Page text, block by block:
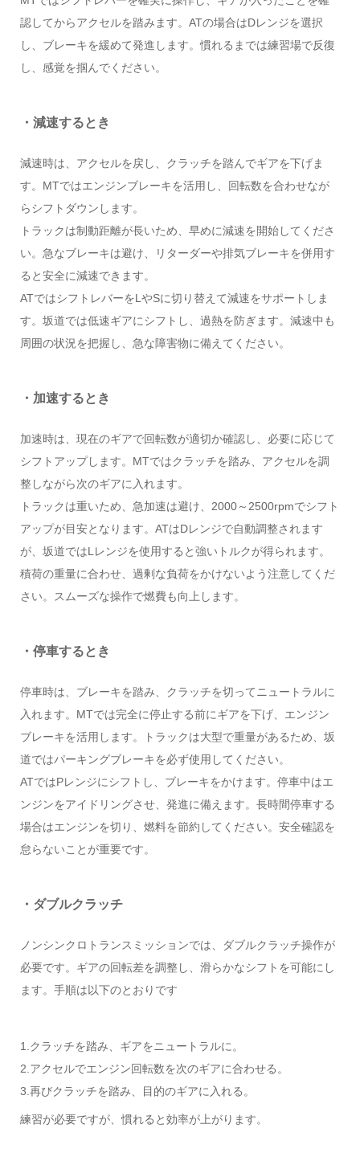
認してからアクセルを踏みます。ATの場合はDレンジを選択
し、ブレーキを緩めて発進します。慣れるまでは練習場で反復
し、感覚を掴んでください。
・減速するとき
減速時は、アクセルを戻し、クラッチを踏んでギアを下げま
す。MTではエンジンブレーキを活用し、回転数を合わせなが
らシフトダウンします。
トラックは制動距離が長いため、早めに減速を開始してくださ
い。急なブレーキは避け、リターダーや排気ブレーキを併用す
ると安全に減速できます。
ATではシフトレバーをLやSに切り替えて減速をサポートしま
す。坂道では低速ギアにシフトし、過熱を防ぎます。減速中も
周囲の状況を把握し、急な障害物に備えてください。
・加速するとき
加速時は、現在のギアで回転数が適切か確認し、必要に応じて
シフトアップします。MTではクラッチを踏み、アクセルを調
整しながら次のギアに入れます。
トラックは重いため、急加速は避け、2000～2500rpmでシフト
アップが目安となります。ATはDレンジで自動調整されます
が、坂道ではLレンジを使用すると強いトルクが得られます。
積荷の重量に合わせ、過剰な負荷をかけないよう注意してくだ
さい。スムーズな操作で燃費も向上します。
・停車するとき
停車時は、ブレーキを踏み、クラッチを切ってニュートラルに
入れます。MTでは完全に停止する前にギアを下げ、エンジン
ブレーキを活用します。トラックは大型で重量があるため、坂
道ではパーキングブレーキを必ず使用してください。
ATではPレンジにシフトし、ブレーキをかけます。停車中はエ
ンジンをアイドリングさせ、発進に備えます。長時間停車する
場合はエンジンを切り、燃料を節約してください。安全確認を
怠らないことが重要です。
・ダブルクラッチ
ノンシンクロトランスミッションでは、ダブルクラッチ操作が
必要です。ギアの回転差を調整し、滑らかなシフトを可能にし
ます。手順は以下のとおりです
1.クラッチを踏み、ギアをニュートラルに。
2.アクセルでエンジン回転数を次のギアに合わせる。
3.再びクラッチを踏み、目的のギアに入れる。
練習が必要ですが、慣れると効率が上がります。